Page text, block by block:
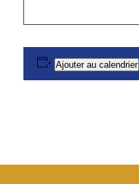
Ajouter au calendrier